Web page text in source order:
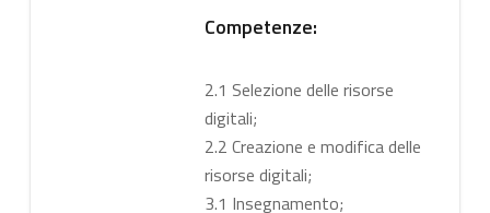
Competenze:
2.1 Selezione delle risorse
digitali;
2.2 Creazione e modifica delle
risorse digitali;
3.1 Insegnamento;